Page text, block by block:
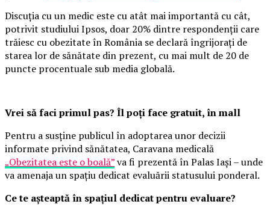
Discuția cu un medic este cu atât mai importantă cu cât,
potrivit studiului Ipsos, doar 20% dintre respondenții care
trăiesc cu obezitate în România se declară îngrijorați de
starea lor de sănătate din prezent, cu mai mult de 20 de
puncte procentuale sub media globală.
Vrei să faci primul pas? Îl poți face gratuit, în mall
Pentru a susține publicul în adoptarea unor decizii
informate privind sănătatea, Caravana medicală
„Obezitatea este o boală”va fi prezentă în Palas Iași – unde
va amenaja un spațiu dedicat evaluării statusului ponderal.
Ce te așteaptă în spațiul dedicat pentru evaluare?